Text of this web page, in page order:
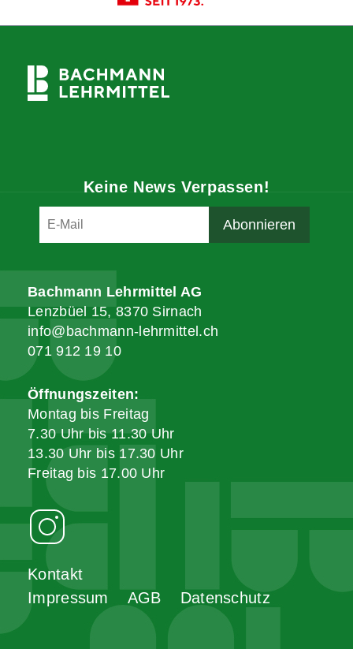
Keine News Verpassen!
Kontakt
Impressum
AGB Datenschutz
Bachmann Lehrmittel AG
Lenzbüel 15, 8370 Sirnach
info@bachmann-lehrmittel.ch
071 912 19 10
Öffnungszeiten:
Montag bis Freitag
7.30 Uhr bis 11.30 Uhr
13.30 Uhr bis 17.30 Uhr
Freitag bis 17.00 Uhr